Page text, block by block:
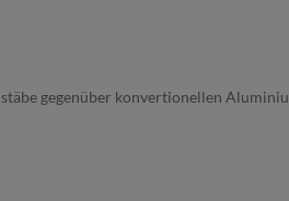
gegenüber konvertionellen